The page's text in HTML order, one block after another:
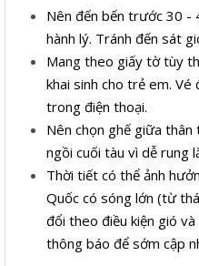
Nên đến bến trước 30 -
hành lý. Tránh đến sát
Mang theo giấy tờ tùy
khai sinh cho trẻ em.
trong điện thoại.
Nên chọn ghế giữa thân
ngồi cuối tàu vì dễ rung
Thời tiết có thể ảnh
Quốc có sóng lớn (từ
đổi theo điều kiện gió
thông báo để sớm cập